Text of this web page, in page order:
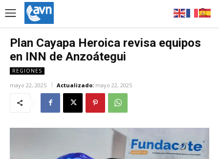
Plan Cayapa Heroica revisa equipos
en INN de Anzoátegui
REGIONES
mayo 22, 2025 Actualizado: mayo 22, 2025